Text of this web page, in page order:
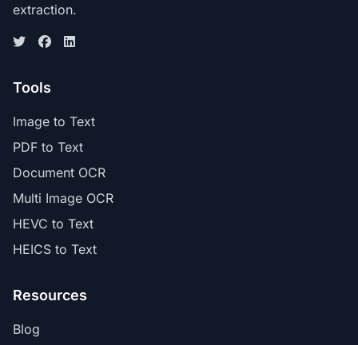
extraction.
Tools
Image to Text
PDF to Text
Document OCR
Multi Image OCR
HEVC to Text
HEICS to Text
Resources
Blog